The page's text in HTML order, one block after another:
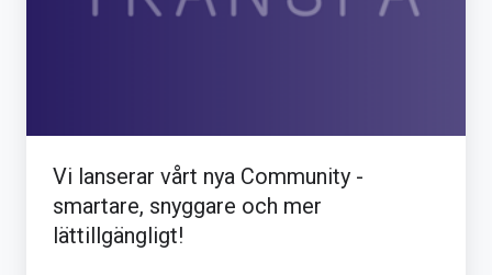
mer
lättillgängligt!
Vi lanserar vårt nya Community -
smartare, snyggare och mer
lättillgängligt!